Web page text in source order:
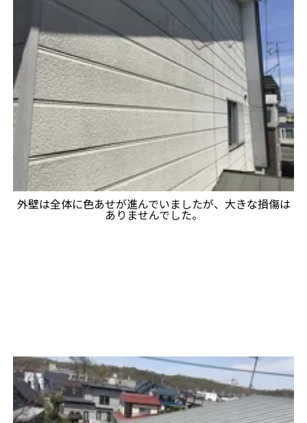
外壁は全体に色あせが進んでいましたが、大きな損傷は
ありませんでした。